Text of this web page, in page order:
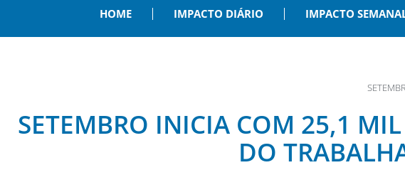
HOME IMPACTO DIÁRIO IMPACTO
SETEMBRO INICIA COM 25,1
DO